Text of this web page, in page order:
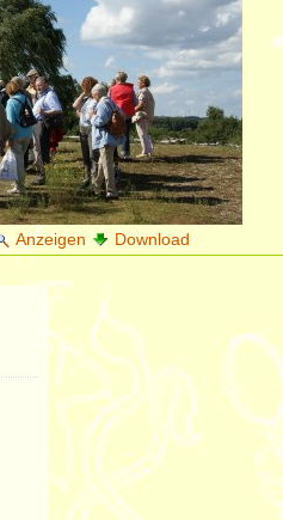
Anzeigen Download